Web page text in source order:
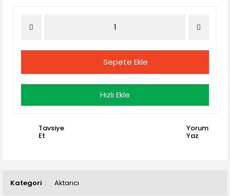
Kategori Aktarıcı
Sepete Ekle
Hızlı Ekle
Tavsiye
Et
Yorum
Yaz